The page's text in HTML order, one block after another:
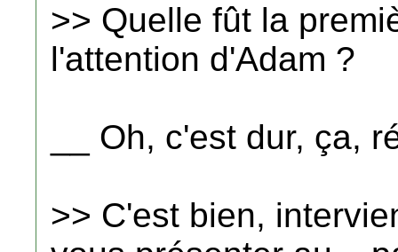
>> Quelle fût la
l'attention d'Adam ?
__ Oh, c'est dur, ça,
>> C'est bien,